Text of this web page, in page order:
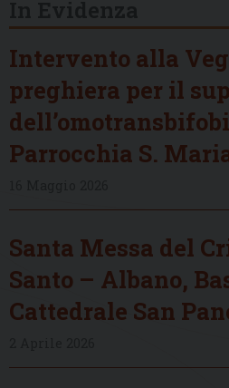
Intervento alla
preghiera per il
Parrocchia S.
Santa Messa del
Santo – Albano,
Cattedrale San